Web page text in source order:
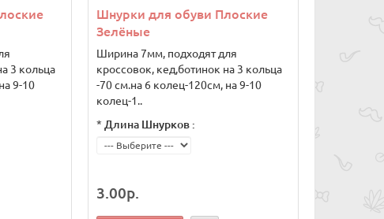
3 кольца
9-10
Шнурки для обуви Плоские
Зелёные
Ширина 7мм, подходят для
кроссовок, кед,ботинок на 3 кольца
-70 см.на 6 колец-120см, на 9-10
колец-1..
* Длина Шнурков :
3.00р.